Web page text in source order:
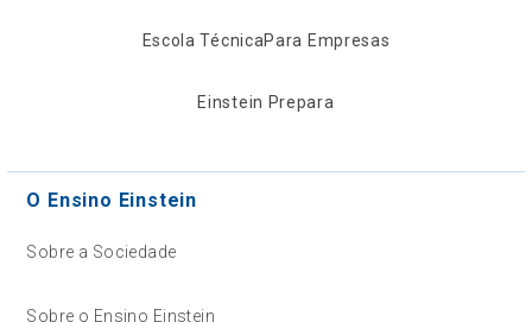
Escola TécnicaPara Empresas
Einstein Prepara
O Ensino Einstein
Sobre a Sociedade
Sobre o Ensino Einstein